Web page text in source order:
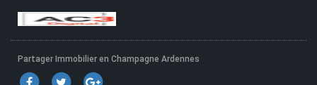
Partager Immobilier en Champagne Ardennes